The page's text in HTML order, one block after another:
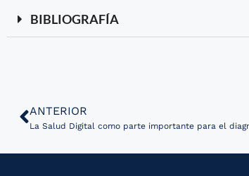
BIBLIOGRAFÍA
ANTERIOR
La Salud Digital como parte importante para el